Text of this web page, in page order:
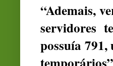
“Ademais,
servidores
possuía